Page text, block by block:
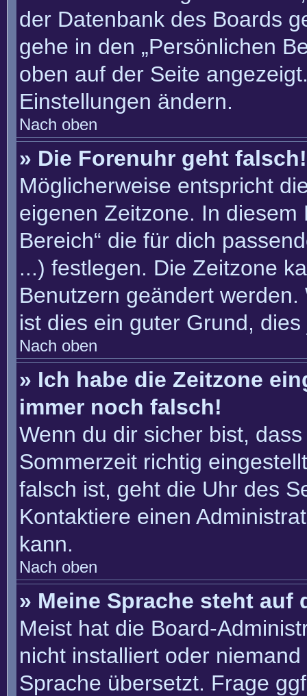
der Datenbank des Boards
gehe in den „Persönlichen
oben auf der Seite
Einstellungen ändern.
Nach oben
» Die Forenuhr geht falsch!
Möglicherweise entspricht
eigenen Zeitzone. In diesem
Bereich“ die für dich
...) festlegen. Die Zeitzone
Benutzern geändert
ist dies ein guter Grund,
Nach oben
» Ich habe die Zeitzone
immer noch falsch!
Wenn du dir sicher bist,
Sommerzeit richtig
falsch ist, geht die Uhr des
Kontaktiere einen
kann.
Nach oben
» Meine Sprache steht
Meist hat die Board-
nicht installiert oder
Sprache übersetzt. Frage